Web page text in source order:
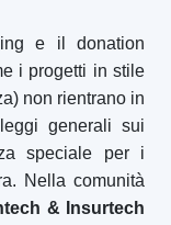
e il donation
i progetti in stile
non rientrano in
generali sui
speciale per i
Nella comunità
& Insurtech